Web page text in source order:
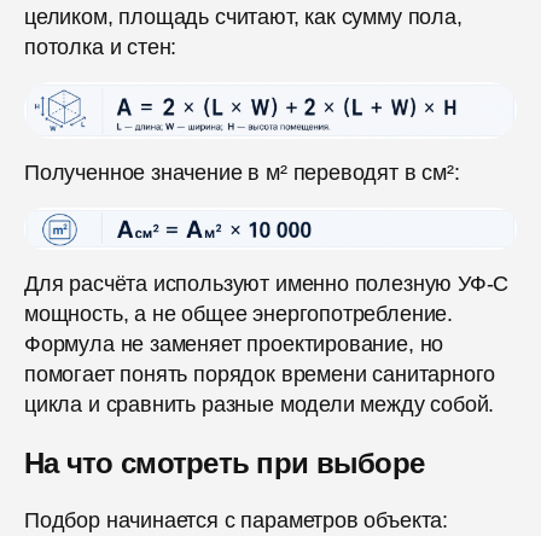
целиком, площадь считают, как сумму пола,
потолка и стен:
Полученное значение в м² переводят в см²:
Для расчёта используют именно полезную УФ-С
мощность, а не общее энергопотребление.
Формула не заменяет проектирование, но
помогает понять порядок времени санитарного
цикла и сравнить разные модели между собой.
На что смотреть при выборе
Подбор начинается с параметров объекта: